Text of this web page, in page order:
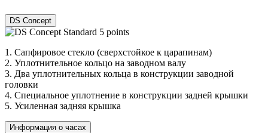
DS Concept
1. Сапфировое стекло (сверхстойкое к царапинам)
2. Уплотнительное кольцо на заводном валу
3. Два уплотнительных кольца в конструкции заводной
головки
4. Специальное уплотнение в конструкции задней крышки
5. Усиленная задняя крышка
Информация о часах